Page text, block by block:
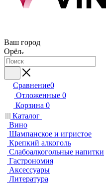
Ваш город
Орёл
Сравнение0
Отложенные 0
Корзина 0
Каталог
Вино
Шампанское и игристое
Крепкий алкоголь
Слабоалкогольные напитки
Гастрономия
Аксессуары
Литература